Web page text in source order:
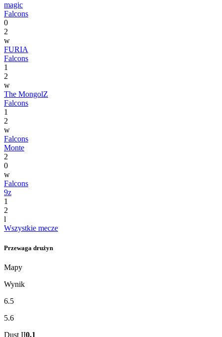
magic
Falcons
0
2
w
FURIA
Falcons
1
2
w
The MongolZ
Falcons
1
2
w
Falcons
Monte
2
0
w
Falcons
9z
1
2
l
Wszystkie mecze
Przewaga drużyn
Mapy
Wynik
6.5
5.6
Dust II0.1